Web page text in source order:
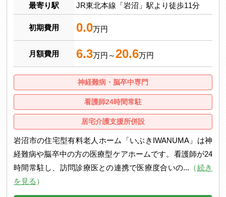
最寄り駅 JR東北本線「岩沼」駅より徒歩11分
初期費用 0.0万円
月額費用 6.3万円～20.6万円
神経難病・脳卒中専門
看護師24時間常駐
居宅介護支援所併設
岩沼市の住宅型有料老人ホーム「いぶきIWANUMA」は神
経難病や脳卒中の方の医療型ケアホームです。看護師が24
時間常駐し、訪問診療医との連携で医療度合いの... （続き
を見る ）